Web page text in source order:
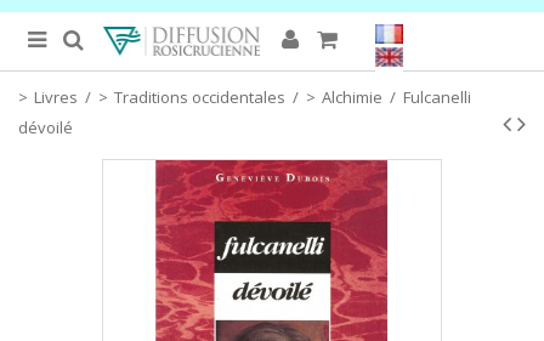
Livres / Traditions occidentales / Alchimie / Fulcanelli
dévoilé